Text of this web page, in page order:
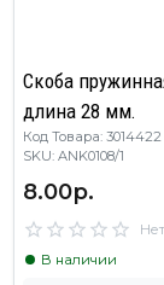
Скоба
длина 28 мм.
Код Товара: 3014422
SKU: ANK0108/1
8.00р.
В наличии